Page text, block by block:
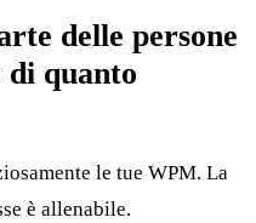
delle persone
di quanto
le tue WPM. La
è allenabile.